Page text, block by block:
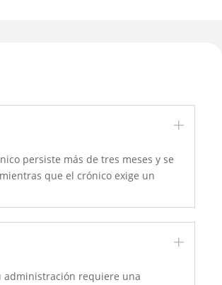
L
persiste más de tres meses y se
que el crónico exige un
L
administración requiere una